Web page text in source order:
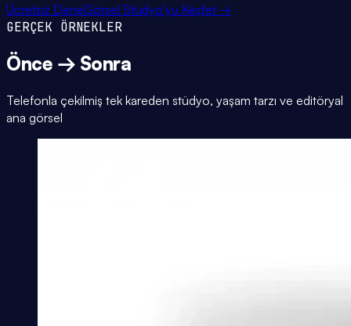
Ücretsiz DeneGörsel Stüdyo'yu Keşfet →
GERÇEK ÖRNEKLER
Önce → Sonra
Telefonla çekilmiş tek kareden stüdyo, yaşam tarzı ve editöryal
ana görsel